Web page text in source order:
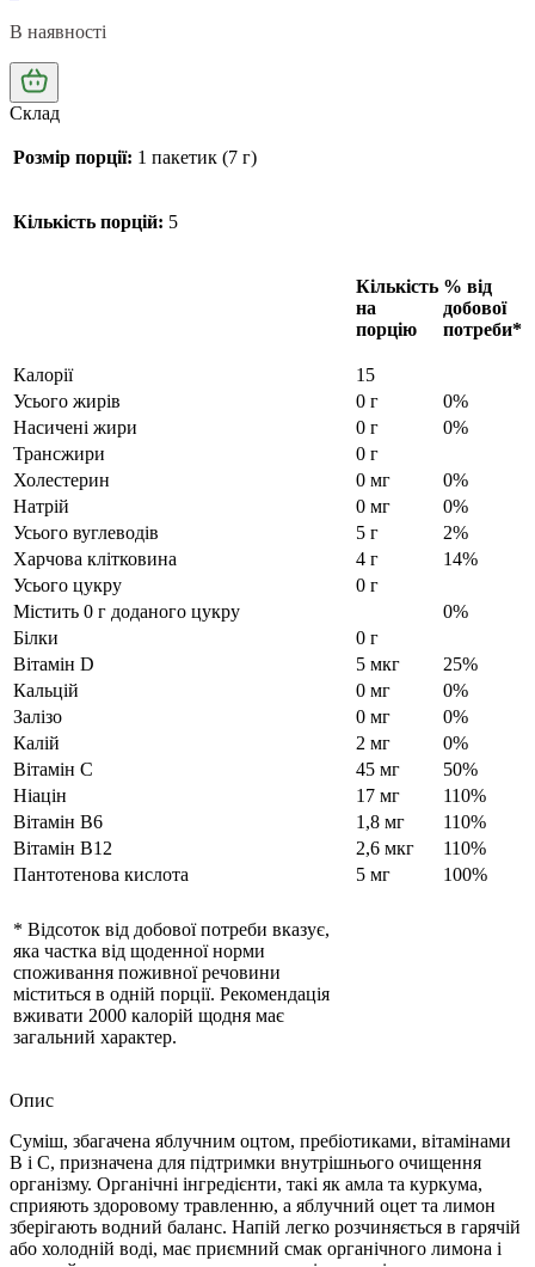
В наявності
Склад
Розмір порції: 1 пакетик (7 г)
Кількість порцій: 5
Кількість
на
порцію
% від
добової
потреби*
Калорії
15
Усього жирів
0 г
0%
Насичені жири
0 г
0%
Трансжири
0 г
Холестерин
0 мг
0%
Натрій
0 мг
0%
Усього вуглеводів
5 г
2%
Харчова клітковина
4 г
14%
Усього цукру
0 г
Містить 0 г доданого цукру
0%
Білки
0 г
Вітамін D
5 мкг
25%
Кальцій
0 мг
0%
Залізо
0 мг
0%
Калій
2 мг
0%
Вітамін C
45 мг
50%
Ніацін
17 мг
110%
Вітамін B6
1,8 мг
110%
Вітамін B12
2,6 мкг
110%
Пантотенова кислота
5 мг 100%
* Відсоток від добової потреби вказує,
яка частка від щоденної норми
споживання поживної речовини
міститься в одній порції. Рекомендація
вживати 2000 калорій щодня має
загальний характер.
Опис
Суміш, збагачена яблучним оцтом, пребіотиками, вітамінами
B і C, призначена для підтримки внутрішнього очищення
організму. Органічні інгредієнти, такі як амла та куркума,
сприяють здоровому травленню, а яблучний оцет та лимон
зберігають водний баланс. Напій легко розчиняється в гарячій
або холодній воді, має приємний смак органічного лимона і